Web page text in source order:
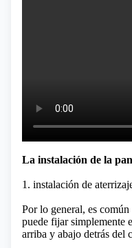
La instalación de la
1. instalación de
Por lo general, es
puede fijar simplemente
arriba y abajo detrás del